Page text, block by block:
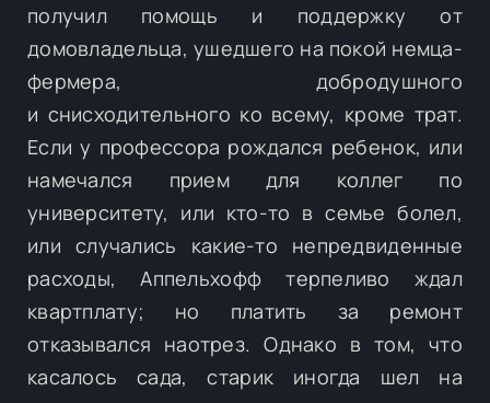
получил помощь и поддержку от
домовладельца, ушедшего на покой немца-
фермера, добродушного
и снисходительного ко всему, кроме трат.
Если у профессора рождался ребенок, или
намечался прием для коллег по
университету, или кто-то в семье болел,
или случались какие-то непредвиденные
расходы, Аппельхофф терпеливо ждал
квартплату; но платить за ремонт
отказывался наотрез. Однако в том, что
касалось сада, старик иногда шел на